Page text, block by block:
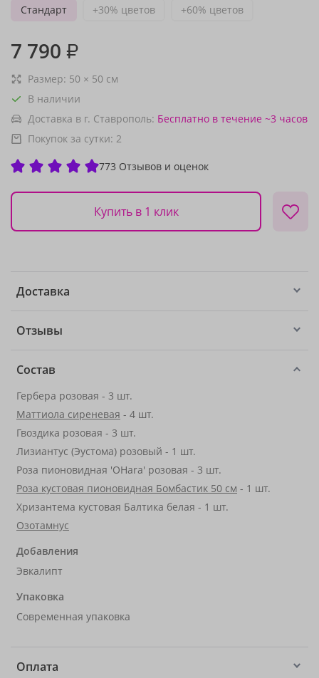
Стандарт
+30% цветов +60% цветов
7 790 ₽
Размер: 50 × 50 см
В наличии
Доставка в г. Ставрополь: Бесплатно в течение ~3 часов
Покупок за сутки: 2
773 Отзывов и оценок
Купить в 1 клик
Доставка
Отзывы
Состав
Гербера розовая - 3 шт.
Маттиола сиреневая - 4 шт.
Гвоздика розовая - 3 шт.
Лизиантус (Эустома) розовый - 1 шт.
Роза пионовидная 'OHara' розовая - 3 шт.
Роза кустовая пионовидная Бомбастик 50 см - 1 шт.
Хризантема кустовая Балтика белая - 1 шт.
Озотамнус
Добавления
Эвкалипт
Упаковка
Современная упаковка
Оплата